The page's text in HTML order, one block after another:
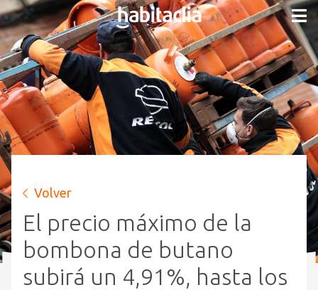
Volver
El precio máximo de la
bombona de butano
subirá un 4,91%, hasta los